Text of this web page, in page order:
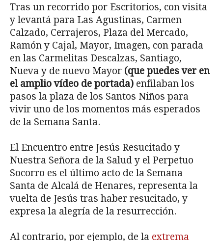
Tras un recorrido por Escritorios, con visita
y levantá para Las Agustinas, Carmen
Calzado, Cerrajeros, Plaza del Mercado,
Ramón y Cajal, Mayor, Imagen, con parada
en las Carmelitas Descalzas, Santiago,
Nueva y de nuevo Mayor (que puedes ver en
el amplio vídeo de portada) enfilaban los
pasos la plaza de los Santos Niños para
vivir uno de los momentos más esperados
de la Semana Santa.
El Encuentro entre Jesús Resucitado y
Nuestra Señora de la Salud y el Perpetuo
Socorro es el último acto de la Semana
Santa de Alcalá de Henares, representa la
vuelta de Jesús tras haber resucitado, y
expresa la alegría de la resurrección.
Al contrario, por ejemplo, de la extrema